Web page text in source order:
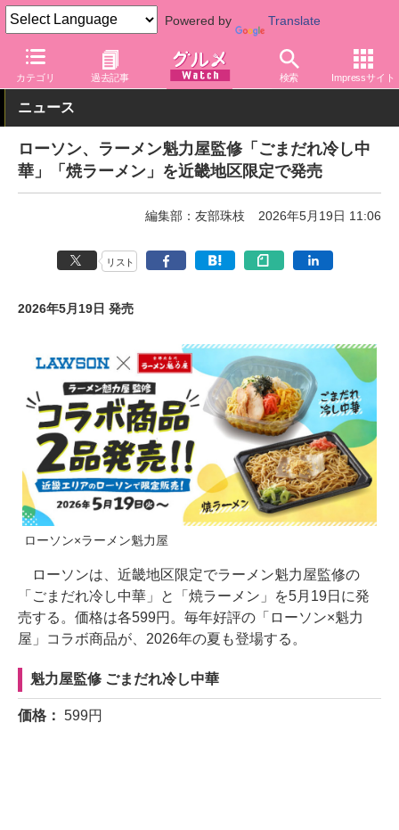
Powered by Translate
カテゴリ 過去記事 検索 Impressサイト
グルメ Watch 店舗 コンビニ ローソン
ニュース
ローソン、ラーメン魁力屋監修「ごまだれ冷し中
華」「焼ラーメン」を近畿地区限定で発売
編集部：友部珠枝 2026年5月19日 11:06
リスト
2026年5月19日 発売
ローソン×ラーメン魁力屋
ローソンは、近畿地区限定でラーメン魁力屋監修の
「ごまだれ冷し中華」と「焼ラーメン」を5月19日に発
売する。価格は各599円。毎年好評の「ローソン×魁力
屋」コラボ商品が、2026年の夏も登場する。
魁力屋監修 ごまだれ冷し中華
価格： 599円